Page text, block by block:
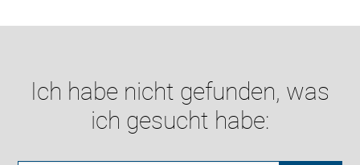
Ich habe nicht gefunden, was
ich gesucht habe: